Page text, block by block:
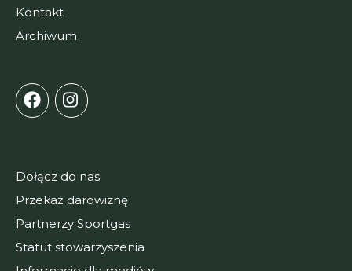
Kontakt
Archiwum
Dołącz do nas
Przekaż darowiznę
Partnerzy Sportgas
Statut stowarzyszenia